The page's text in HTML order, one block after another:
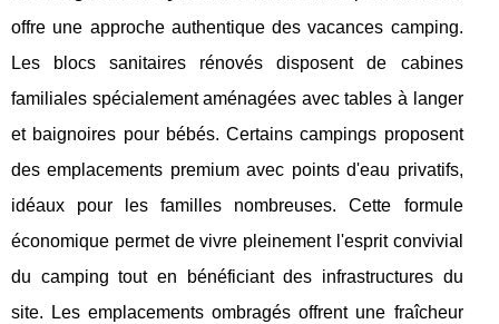
offre une approche authentique des vacances camping.
Les blocs sanitaires rénovés disposent de cabines
familiales spécialement aménagées avec tables à langer
et baignoires pour bébés. Certains campings proposent
des emplacements premium avec points d'eau privatifs,
idéaux pour les familles nombreuses. Cette formule
économique permet de vivre pleinement l'esprit convivial
du camping tout en bénéficiant des infrastructures du
site. Les emplacements ombragés offrent une fraîcheur